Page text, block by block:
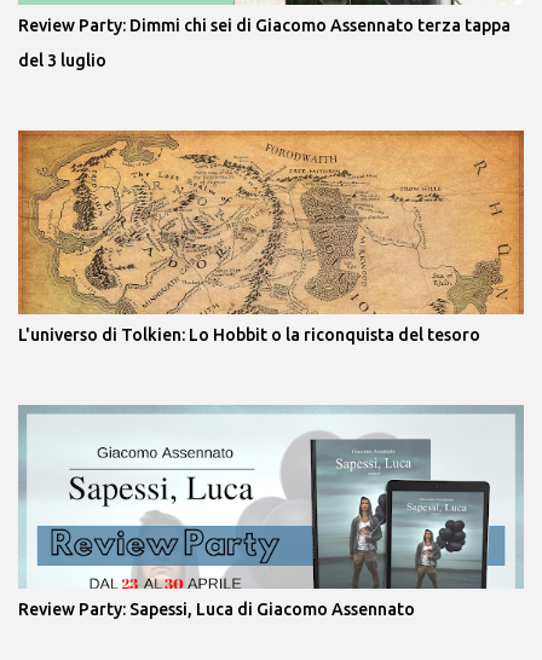
Review Party: Dimmi chi sei di Giacomo Assennato terza tappa
del 3 luglio
L'universo di Tolkien: Lo Hobbit o la riconquista del tesoro
Review Party: Sapessi, Luca di Giacomo Assennato